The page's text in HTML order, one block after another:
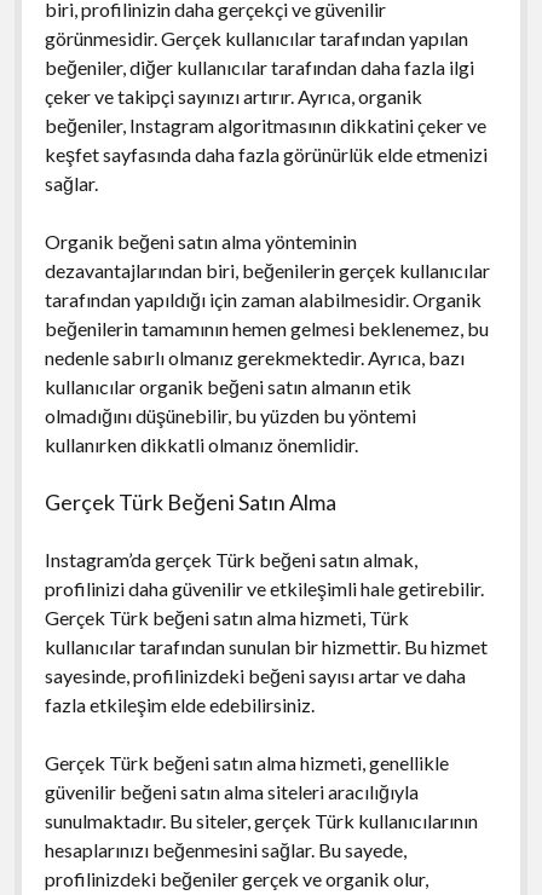
biri, profilinizin daha gerçekçi ve güvenilir
görünmesidir. Gerçek kullanıcılar tarafından yapılan
beğeniler, diğer kullanıcılar tarafından daha fazla ilgi
çeker ve takipçi sayınızı artırır. Ayrıca, organik
beğeniler, Instagram algoritmasının dikkatini çeker ve
keşfet sayfasında daha fazla görünürlük elde etmenizi
sağlar.
Organik beğeni satın alma yönteminin
dezavantajlarından biri, beğenilerin gerçek kullanıcılar
tarafından yapıldığı için zaman alabilmesidir. Organik
beğenilerin tamamının hemen gelmesi beklenemez, bu
nedenle sabırlı olmanız gerekmektedir. Ayrıca, bazı
kullanıcılar organik beğeni satın almanın etik
olmadığını düşünebilir, bu yüzden bu yöntemi
kullanırken dikkatli olmanız önemlidir.
Gerçek Türk Beğeni Satın Alma
Instagram’da gerçek Türk beğeni satın almak,
profilinizi daha güvenilir ve etkileşimli hale getirebilir.
Gerçek Türk beğeni satın alma hizmeti, Türk
kullanıcılar tarafından sunulan bir hizmettir. Bu hizmet
sayesinde, profilinizdeki beğeni sayısı artar ve daha
fazla etkileşim elde edebilirsiniz.
Gerçek Türk beğeni satın alma hizmeti, genellikle
güvenilir beğeni satın alma siteleri aracılığıyla
sunulmaktadır. Bu siteler, gerçek Türk kullanıcılarının
hesaplarınızı beğenmesini sağlar. Bu sayede,
profilinizdeki beğeniler gerçek ve organik olur,